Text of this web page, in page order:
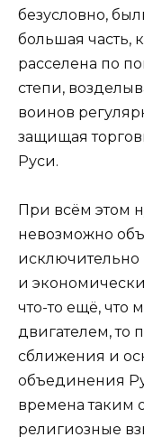
безусловно,
большая часть,
расселена по
степи,
воинов
защищая
Руси.
При всём этом
невозможно
и
что-то ещё, что
двигателем, то
сближения и
объединения
времена таким
религиозные